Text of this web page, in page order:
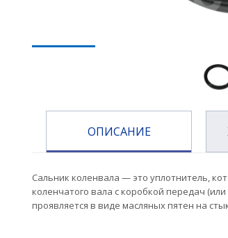
ОПИСАНИЕ
Сальник коленвала — это уплотнитель,
коленчатого вала с коробкой передач
проявляется в виде масляных пятен на